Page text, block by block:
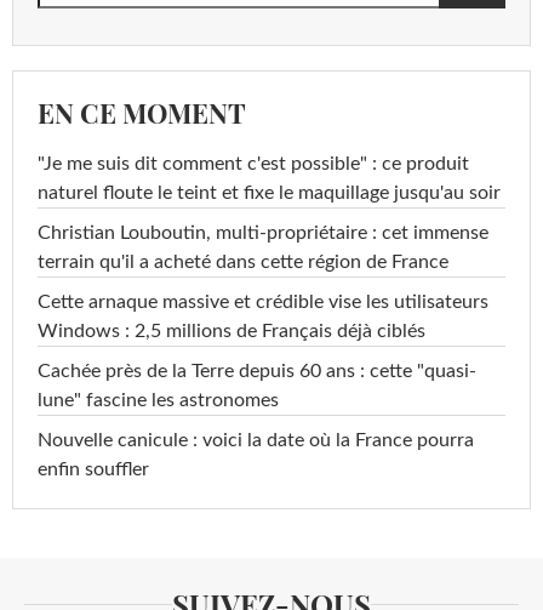
EN CE MOMENT
"Je me suis dit comment c'est possible" : ce produit
naturel floute le teint et fixe le maquillage jusqu'au soir
Christian Louboutin, multi-propriétaire : cet immense
terrain qu'il a acheté dans cette région de France
Cette arnaque massive et crédible vise les utilisateurs
Windows : 2,5 millions de Français déjà ciblés
Cachée près de la Terre depuis 60 ans : cette "quasi-
lune" fascine les astronomes
Nouvelle canicule : voici la date où la France pourra
enfin souffler